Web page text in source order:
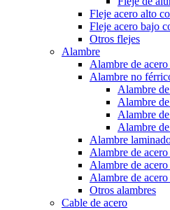
Fleje acero alto
Fleje acero bajo
Otros flejes
Alambre
Alambre de
Alambre no
Alambre
Alambre
Alambre
Alambre
Alambre
Alambre de
Alambre de
Alambre de
Otros alambres
Cable de acero